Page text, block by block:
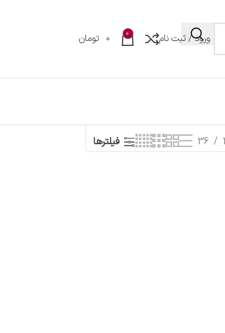
ورود / ثبت نام 0
0 تومان
36 فیلترها